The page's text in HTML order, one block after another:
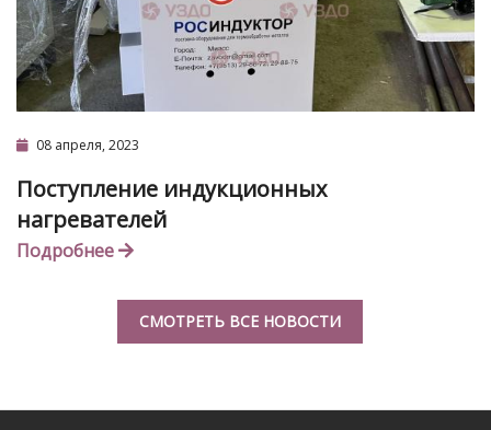
08 апреля, 2023
Поступление индукционных
нагревателей
Подробнее
СМОТРЕТЬ ВСЕ НОВОСТИ